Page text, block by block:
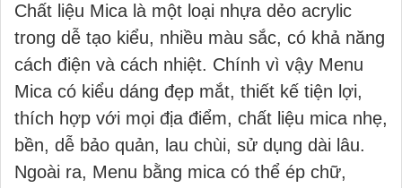
Chất liệu Mica là một loại nhựa dẻo acrylic
trong dễ tạo kiểu, nhiều màu sắc, có khả năng
cách điện và cách nhiệt. Chính vì vậy Menu
Mica có kiểu dáng đẹp mắt, thiết kế tiện lợi,
thích hợp với mọi địa điểm, chất liệu mica nhẹ,
bền, dễ bảo quản, lau chùi, sử dụng dài lâu.
Ngoài ra, Menu bằng mica có thể ép chữ,